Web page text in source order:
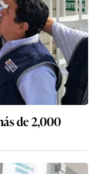
de 2,000